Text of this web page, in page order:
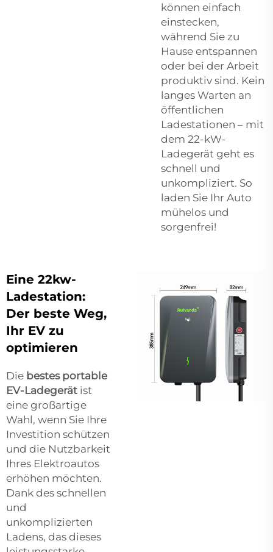
können einfach
einstecken,
während Sie zu
Hause entspannen
oder bei der Arbeit
produktiv sind. Kein
langes Warten an
öffentlichen
Ladestationen – mit
dem 22-kW-
Ladegerät geht es
schnell und
unkompliziert. So
laden Sie Ihr Auto
mühelos und
sorgenfrei!
Eine 22kw-
Ladestation:
Der beste Weg,
Ihr EV zu
optimieren
Die bestes portable
EV-Ladegerät ist
eine großartige
Wahl, wenn Sie Ihre
Investition schützen
und die Nutzbarkeit
Ihres Elektroautos
erhöhen möchten.
Dank des schnellen
und
unkomplizierten
Ladens, das dieses